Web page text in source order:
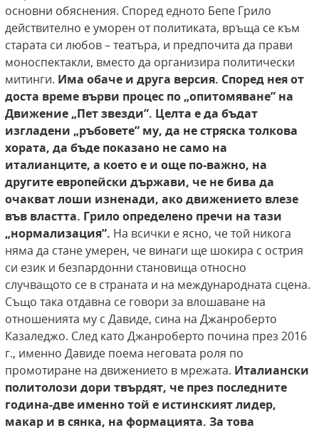
основни обяснения. Според едното Бепе Грило
действително е уморен от политиката, връща се към
старата си любов – театъра, и предпочита да прави
моноспектакли, вместо да организира политически
митинги. Има обаче и друга версия. Според нея от
доста време върви процес по „опитомяване” на
Движение „Пет звезди”. Целта е да бъдат
изгладени „ръбовете” му, да не стряска толкова
хората, да бъде показано не само на
италианците, а което е и още по-важно, на
другите европейски държави, че не бива да
очакват лоши изненади, ако движението влезе
във властта. Грило определено пречи на тази
„нормализация”. На всички е ясно, че той никога
няма да стане умерен, че винаги ще шокира с острия
си език и безпардонни становища относно
случващото се в страната и на международната сцена.
Също така отдавна се говори за влошаване на
отношенията му с Давиде, сина на Джанроберто
Казаледжо. След като Джанроберто почина през 2016
г., именно Давиде поема неговата роля по
промотиране на движението в мрежата. Италиански
политолози дори твърдят, че през последните
година-две именнотой е истинският лидер,
макар и в сянка, на формацията. За това